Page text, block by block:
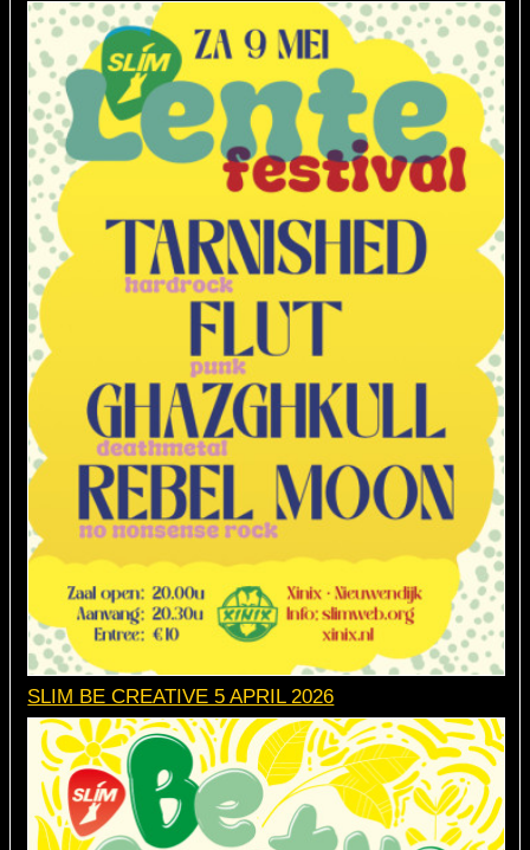
SLIM BE CREATIVE 5 APRIL 2026